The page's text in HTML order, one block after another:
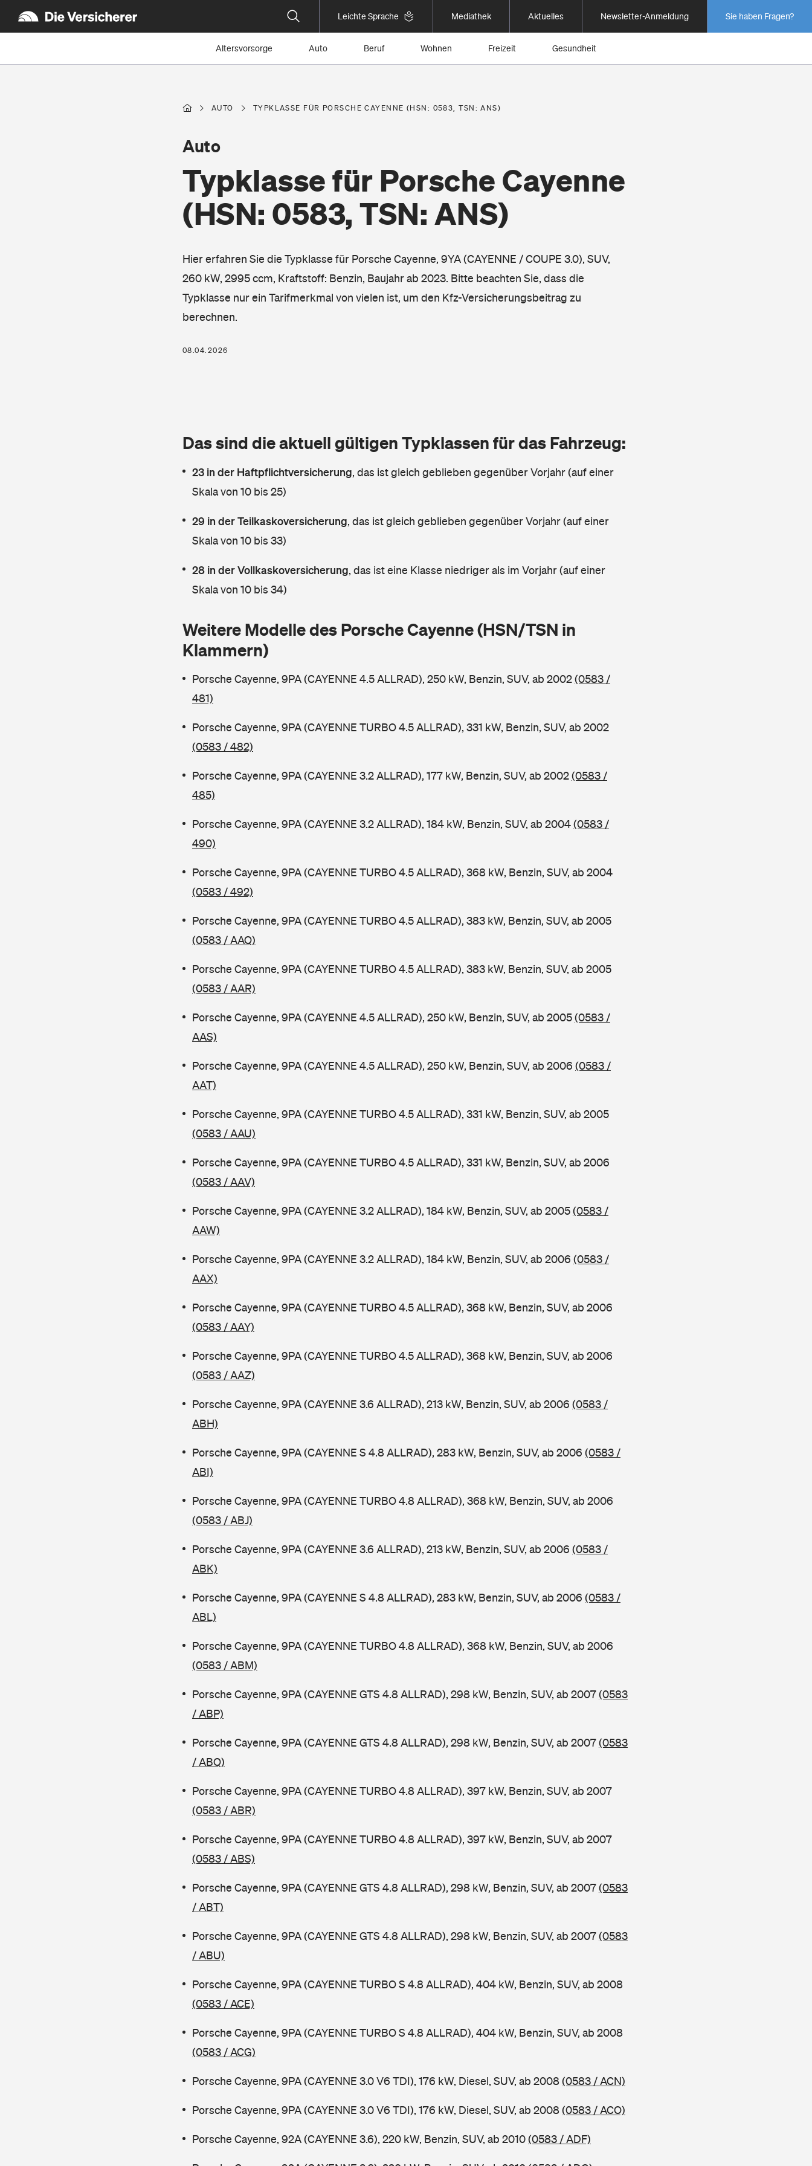
Leichte Sprache Mediathek Aktuelles Newsletter-Anmeldung Sie haben Fragen?
Altersvorsorge Auto Beruf Wohnen Freizeit Gesundheit
AUTO TYPKLASSE FÜR PORSCHE CAYENNE (HSN: 0583, TSN: ANS)
Typklasse für Porsche Cayenne
(HSN: 0583, TSN: ANS)
Auto
Hier erfahren Sie die Typklasse für Porsche Cayenne, 9YA (CAYENNE / COUPE 3.0), SUV,
260 kW, 2995 ccm, Kraftstoff: Benzin, Baujahr ab 2023. Bitte beachten Sie, dass die
Typklasse nur ein Tarifmerkmal von vielen ist, um den Kfz-Versicherungsbeitrag zu
berechnen.
08.04.2026
Das sind die aktuell gültigen Typklassen für das Fahrzeug:
23 in der Haftpflichtversicherung, das ist gleich geblieben gegenüber Vorjahr (auf einer
Skala von 10 bis 25)
29 in der Teilkaskoversicherung, das ist gleich geblieben gegenüber Vorjahr (auf einer
Skala von 10 bis 33)
28 in der Vollkaskoversicherung, das ist eine Klasse niedriger als im Vorjahr (auf einer
Skala von 10 bis 34)
Weitere Modelle des Porsche Cayenne (HSN/TSN in
Klammern)
Porsche Cayenne, 9PA (CAYENNE 4.5 ALLRAD), 250 kW, Benzin, SUV, ab 2002(0583 /
481)
Porsche Cayenne, 9PA (CAYENNE TURBO 4.5 ALLRAD), 331 kW, Benzin, SUV, ab 2002
(0583 / 482)
Porsche Cayenne, 9PA (CAYENNE 3.2 ALLRAD), 177 kW, Benzin, SUV, ab 2002(0583 /
485)
Porsche Cayenne, 9PA (CAYENNE 3.2 ALLRAD), 184 kW, Benzin, SUV, ab 2004(0583 /
490)
Porsche Cayenne, 9PA (CAYENNE TURBO 4.5 ALLRAD), 368 kW, Benzin, SUV, ab 2004
(0583 / 492)
Porsche Cayenne, 9PA (CAYENNE TURBO 4.5 ALLRAD), 383 kW, Benzin, SUV, ab 2005
(0583 / AAQ)
Porsche Cayenne, 9PA (CAYENNE TURBO 4.5 ALLRAD), 383 kW, Benzin, SUV, ab 2005
(0583 / AAR)
Porsche Cayenne, 9PA (CAYENNE 4.5 ALLRAD), 250 kW, Benzin, SUV, ab 2005(0583 /
AAS)
Porsche Cayenne, 9PA (CAYENNE 4.5 ALLRAD), 250 kW, Benzin, SUV, ab 2006 (0583 /
AAT)
Porsche Cayenne, 9PA (CAYENNE TURBO 4.5 ALLRAD), 331 kW, Benzin, SUV, ab 2005
(0583 / AAU)
Porsche Cayenne, 9PA (CAYENNE TURBO 4.5 ALLRAD), 331 kW, Benzin, SUV, ab 2006
(0583 / AAV)
Porsche Cayenne, 9PA (CAYENNE 3.2 ALLRAD), 184 kW, Benzin, SUV, ab 2005(0583 /
AAW)
Porsche Cayenne, 9PA (CAYENNE 3.2 ALLRAD), 184 kW, Benzin, SUV, ab 2006 (0583 /
AAX)
Porsche Cayenne, 9PA (CAYENNE TURBO 4.5 ALLRAD), 368 kW, Benzin, SUV, ab 2006
(0583 / AAY)
Porsche Cayenne, 9PA (CAYENNE TURBO 4.5 ALLRAD), 368 kW, Benzin, SUV, ab 2006
(0583 / AAZ)
Porsche Cayenne, 9PA (CAYENNE 3.6 ALLRAD), 213 kW, Benzin, SUV, ab 2006 (0583 /
ABH)
Porsche Cayenne, 9PA (CAYENNE S 4.8 ALLRAD), 283 kW, Benzin, SUV, ab 2006 (0583 /
ABI)
Porsche Cayenne, 9PA (CAYENNE TURBO 4.8 ALLRAD), 368 kW, Benzin, SUV, ab 2006
(0583 / ABJ)
Porsche Cayenne, 9PA (CAYENNE 3.6 ALLRAD), 213 kW, Benzin, SUV, ab 2006 (0583 /
ABK)
Porsche Cayenne, 9PA (CAYENNE S 4.8 ALLRAD), 283 kW, Benzin, SUV, ab 2006 (0583 /
ABL)
Porsche Cayenne, 9PA (CAYENNE TURBO 4.8 ALLRAD), 368 kW, Benzin, SUV, ab 2006
(0583 / ABM)
Porsche Cayenne, 9PA (CAYENNE GTS 4.8 ALLRAD), 298 kW, Benzin, SUV, ab 2007(0583
/ ABP)
Porsche Cayenne, 9PA (CAYENNE GTS 4.8 ALLRAD), 298 kW, Benzin, SUV, ab 2007(0583
/ ABQ)
Porsche Cayenne, 9PA (CAYENNE TURBO 4.8 ALLRAD), 397 kW, Benzin, SUV, ab 2007
(0583 / ABR)
Porsche Cayenne, 9PA (CAYENNE TURBO 4.8 ALLRAD), 397 kW, Benzin, SUV, ab 2007
(0583 / ABS)
Porsche Cayenne, 9PA (CAYENNE GTS 4.8 ALLRAD), 298 kW, Benzin, SUV, ab 2007(0583
/ ABT)
Porsche Cayenne, 9PA (CAYENNE GTS 4.8 ALLRAD), 298 kW, Benzin, SUV, ab 2007(0583
/ ABU)
Porsche Cayenne, 9PA (CAYENNE TURBO S 4.8 ALLRAD), 404 kW, Benzin, SUV, ab 2008
(0583 / ACE)
Porsche Cayenne, 9PA (CAYENNE TURBO S 4.8 ALLRAD), 404 kW, Benzin, SUV, ab 2008
(0583 / ACG)
Porsche Cayenne, 9PA (CAYENNE 3.0 V6 TDI), 176 kW, Diesel, SUV, ab 2008(0583 / ACN)
Porsche Cayenne, 9PA (CAYENNE 3.0 V6 TDI), 176 kW, Diesel, SUV, ab 2008(0583 / ACO)
Porsche Cayenne, 92A (CAYENNE 3.6), 220 kW, Benzin, SUV, ab 2010(0583 / ADF)